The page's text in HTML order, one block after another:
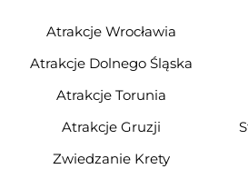
Atrakcje Wrocławia
Atrakcje Dolnego Śląska
Atrakcje Torunia
Atrakcje Gruzji
Zwiedzanie Krety